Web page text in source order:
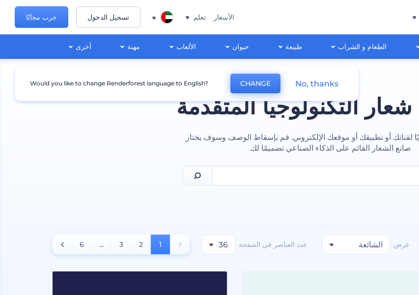
الطعام و الشراب طبيعة حيوان الألعاب مهنة أخرى
الأسعار تعلم تسجيل الدخول جرب مجانًا
التكنولوجيا المتقدمة
لقناتك أو تطبيقك أو موقعك الإلكتروني. قم بإسقاط الوصف وسوف يختار
صانع الشعار القائم على الذكاء الصناعي تصميمًا لك.
عرض الشائعة عدد العناصر في الصفحة 36
1
2
3
...
6
Would you like to change Renderforest language to English? CHANGE No, thanks